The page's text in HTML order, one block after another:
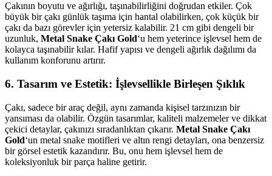
Çakının boyutu ve ağırlığı, taşınabilirliğini doğrudan etkiler. Çok
büyük bir çakı günlük taşıma için hantal olabilirken, çok küçük bir
çakı da bazı görevler için yetersiz kalabilir. 21 cm gibi dengeli bir
uzunluk, Metal Snake Çakı Gold‘u hem yeterince işlevsel hem de
kolayca taşınabilir kılar. Hafif yapısı ve dengeli ağırlık dağılımı da
kullanım konforunu artırır.
6. Tasarım ve Estetik: İşlevsellikle Birleşen Şıklık
Çakı, sadece bir araç değil, aynı zamanda kişisel tarzınızın bir
yansıması da olabilir. Özgün tasarımlar, kaliteli malzemeler ve dikkat
çekici detaylar, çakınızı sıradanlıktan çıkarır. Metal Snake Çakı
Gold‘un metal snake motifleri ve altın rengi detayları, ona benzersiz
bir görsel estetik kazandırır. Bu, onu hem işlevsel hem de
koleksiyonluk bir parça haline getirir.